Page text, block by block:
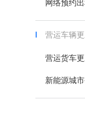
营运车辆
营运货车
新能源城